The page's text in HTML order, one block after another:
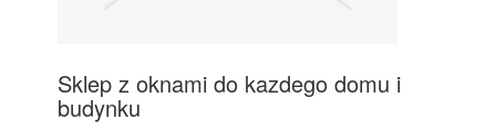
Sklep z oknami do kazdego domu i
budynku